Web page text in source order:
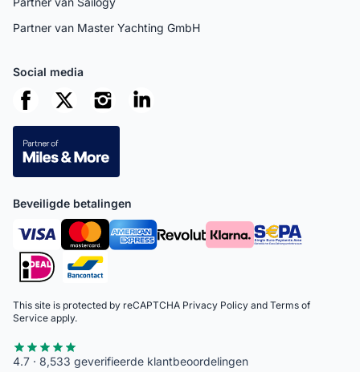
Partner van Master Yachting GmbH
Social media
Beveiligde betalingen
This site is protected by reCAPTCHA Privacy Policy and Terms of
Service apply.
4.7 · 8,533 geverifieerde klantbeoordelingen